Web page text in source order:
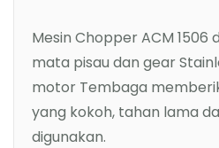
Mesin Chopper ACM 1506
mata pisau dan gear
motor Tembaga
yang kokoh, tahan lama
digunakan.